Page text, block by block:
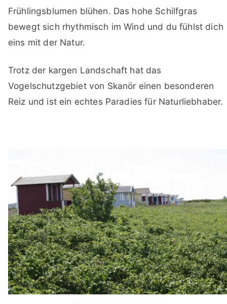
Frühlingsblumen blühen. Das hohe Schilfgras
bewegt sich rhythmisch im Wind und du fühlst dich
eins mit der Natur.
Trotz der kargen Landschaft hat das
Vogelschutzgebiet von Skanör einen besonderen
Reiz und ist ein echtes Paradies für Naturliebhaber.